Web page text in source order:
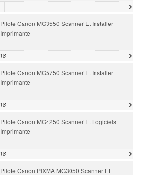
Pilote Canon MG3550 Scanner Et Installer
Imprimante
Pilote Canon MG5750 Scanner Et Installer
Imprimante
Pilote Canon MG4250 Scanner Et Logiciels
Imprimante
Pilote Canon PIXMA MG3050 Scanner Et